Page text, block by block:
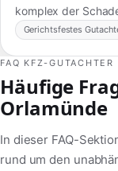
komplex der
Gerichtsfestes
FAQ KFZ-GUTACHTER
Häufige
Orlamünde
In dieser FAQ-
rund um den